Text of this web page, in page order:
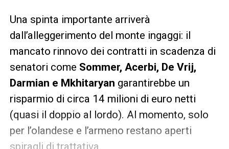
Una spinta importante arriverà
dall’alleggerimento del monte ingaggi: il
mancato rinnovo dei contratti in scadenza di
senatori come Sommer, Acerbi, De Vrij,
Darmian e Mkhitaryan garantirebbe un
risparmio di circa 14 milioni di euro netti
(quasi il doppio al lordo). Al momento, solo
per l’olandese e l’armeno restano aperti
spiragli di trattativa.